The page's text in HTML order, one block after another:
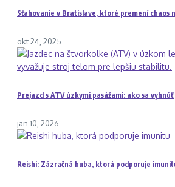
Sťahovanie v Bratislave, ktoré premení chaos
okt 24, 2025
Prejazd s ATV úzkymi pasážami: ako sa
jan 10, 2026
Reishi: Zázračná huba, ktorá podporuje